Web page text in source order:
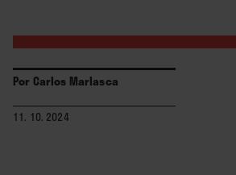
Por Carlos Marlasca
11. 10. 2024